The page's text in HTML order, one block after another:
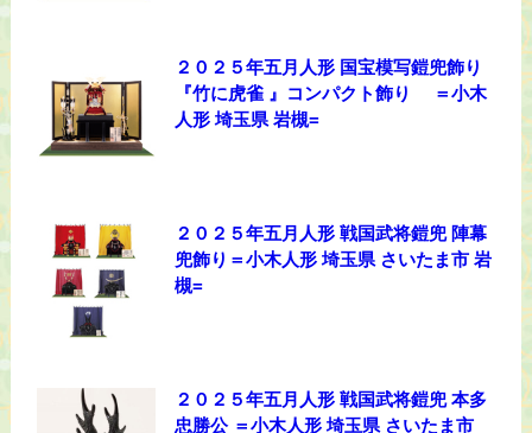
２０２５年五月人形 国宝模写鎧兜飾り
『竹に虎雀 』コンパクト飾り ＝小木
人形 埼玉県 岩槻=
２０２５年五月人形 戦国武将鎧兜 陣幕
兜飾り＝小木人形 埼玉県 さいたま市 岩
槻=
２０２５年五月人形 戦国武将鎧兜 本多
忠勝公 ＝小木人形 埼玉県 さいたま市